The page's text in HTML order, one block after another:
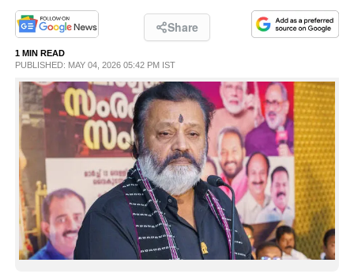
LIFESTYLE
SPIRITUAL
ART
ASTRO
Share
1 MIN READ
PUBLISHED: MAY 04, 2026 05:42 PM IST